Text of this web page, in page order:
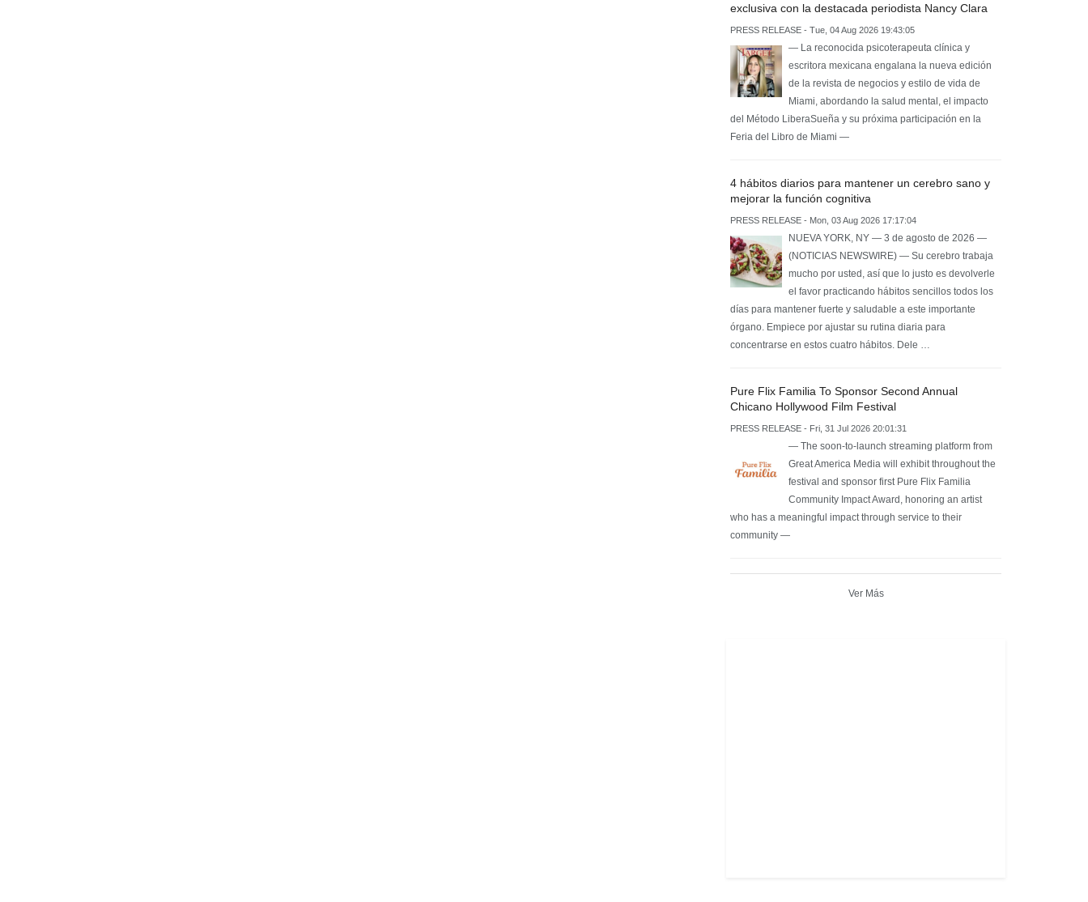
exclusiva con la destacada periodista Nancy Clara
PRESS RELEASE - Tue, 04 Aug 2026 19:43:05
— La reconocida psicoterapeuta clínica y
escritora mexicana engalana la nueva edición
de la revista de negocios y estilo de vida de
Miami, abordando la salud mental, el impacto
del Método LiberaSueña y su próxima participación en la
Feria del Libro de Miami —
4 hábitos diarios para mantener un cerebro sano y
mejorar la función cognitiva
PRESS RELEASE - Mon, 03 Aug 2026 17:17:04
NUEVA YORK, NY — 3 de agosto de 2026 —
(NOTICIAS NEWSWIRE) — Su cerebro trabaja
mucho por usted, así que lo justo es devolverle
el favor practicando hábitos sencillos todos los
días para mantener fuerte y saludable a este importante
órgano. Empiece por ajustar su rutina diaria para
concentrarse en estos cuatro hábitos. Dele …
Pure Flix Familia To Sponsor Second Annual
Chicano Hollywood Film Festival
PRESS RELEASE - Fri, 31 Jul 2026 20:01:31
— The soon-to-launch streaming platform from
Great America Media will exhibit throughout the
festival and sponsor first Pure Flix Familia
Community Impact Award, honoring an artist
who has a meaningful impact through service to their
community —
Ver Más